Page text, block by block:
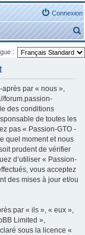
Connexion
e
c
:
après par « nous »,
forum.passion-
des conditions
de toutes les
pas « Passion-GTO -
quel moment et nous
prudent de vérifier
d’utiliser « Passion-
vous acceptez
des mises à jour et/ou
par « ils », « eux »,
Limited »,
sous la licence «